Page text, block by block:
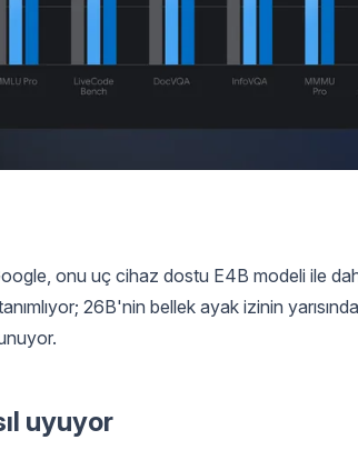
onu uç cihaz dostu E4B modeli ile
26B'nin bellek ayak izinin
uyuyor